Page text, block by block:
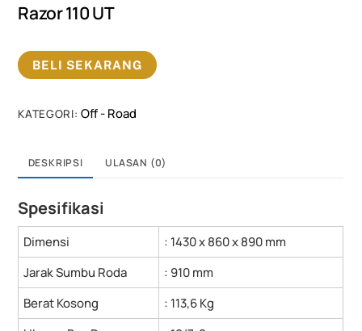
Razor 110 UT
BELI SEKARANG
KATEGORI:Off - Road
DESKRIPSI ULASAN (0)
Spesifikasi
Dimensi
: 1430 x 860 x 890 mm
Jarak Sumbu Roda
: 910 mm
Berat Kosong
: 113,6 Kg